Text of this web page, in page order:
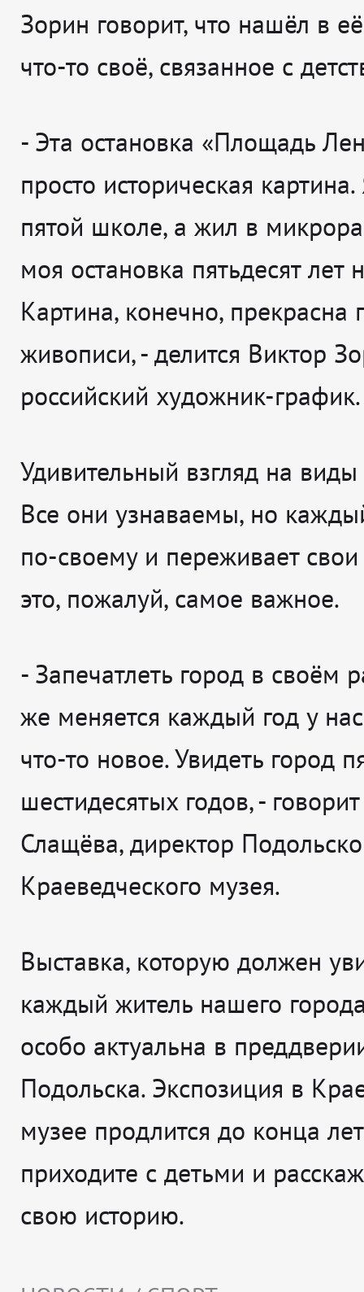
Зорин говорит, что нашёл в
что-то своё, связанное с
- Эта остановка «Площадь
просто историческая
пятой школе, а жил в
моя остановка пятьдесят лет
Картина, конечно, прекрасна
живописи, - делится Виктор
российский художник-график.
Удивительный взгляд на
Все они узнаваемы, но
по-своему и переживает
это, пожалуй, самое важное.
- Запечатлеть город в своём
же меняется каждый год у
что-то новое. Увидеть город
шестидесятых годов, - говорит
Слащёва, директор
Краеведческого музея.
Выставка, которую должен
каждый житель нашего
особо актуальна в
Подольска. Экспозиция в
музее продлится до конца
приходите с детьми и
свою историю.